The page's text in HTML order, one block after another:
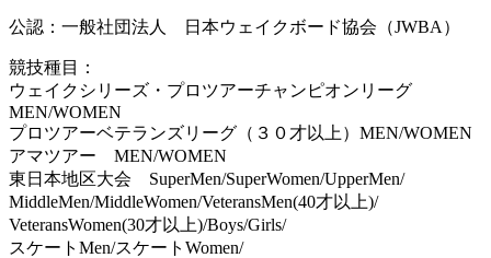
公認：一般社団法人 日本ウェイクボード協会（JWBA）
競技種目：
ウェイクシリーズ・プロツアーチャンピオンリーグ
MEN/WOMEN
プロツアーベテランズリーグ（３０才以上）MEN/WOMEN
アマツアー MEN/WOMEN
東日本地区大会 SuperMen/SuperWomen/UpperMen/
MiddleMen/MiddleWomen/VeteransMen(40才以上)/
VeteransWomen(30才以上)/Boys/Girls/
スケートMen/スケートWomen/